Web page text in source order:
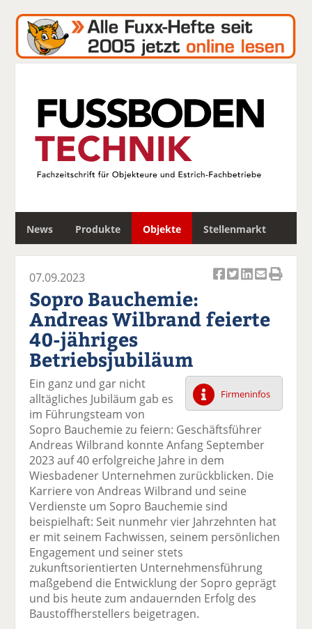
News Produkte Objekte Stellenmarkt
c
k
F
ac
e
b
o
o
k
te
il
e
n
k
tt
er
n
k
Li
n
k
e
di
te
il
n
k
E
m
ai
l
v
se
e
n
k
ck
e
n
07.09.2023
Sopro Bauchemie:
Andreas Wilbrand feierte
40-jähriges
Betriebsjubiläum
Firmeninfos
Ein ganz und gar nicht
alltägliches Jubiläum gab es
im Führungsteam von
Sopro Bauchemie zu feiern: Geschäftsführer
Andreas Wilbrand konnte Anfang September
2023 auf 40 erfolgreiche Jahre in dem
Wiesbadener Unternehmen zurückblicken. Die
Karriere von Andreas Wilbrand und seine
Verdienste um Sopro Bauchemie sind
beispielhaft: Seit nunmehr vier Jahrzehnten hat
er mit seinem Fachwissen, seinem persönlichen
Engagement und seiner stets
zukunftsorientierten Unternehmensführung
maßgebend die Entwicklung der Sopro geprägt
und bis heute zum andauernden Erfolg des
Baustoffherstellers beigetragen.